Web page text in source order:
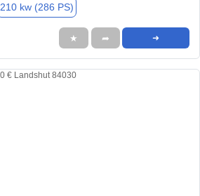
210 kw (286 PS)
★ ➦ ➜